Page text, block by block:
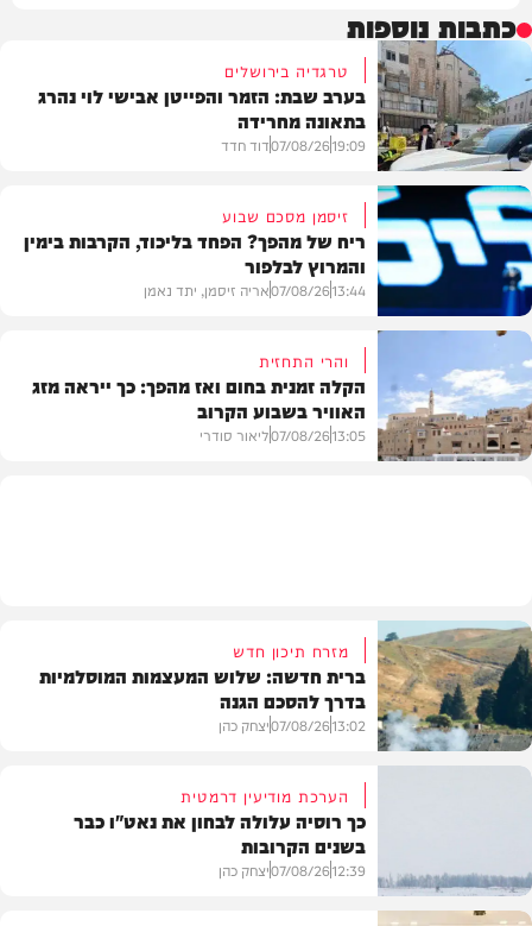
כתבות נוספות
בארץ
טרגדיה בירושלים
בערב שבת: הזמר והפייטן אבישי לוי נהרג
בתאונה מחרידה
19:09
07/08/26דוד חדד
פוליטי
זיסמן מסכם שבוע
ריח של מהפך? הפחד בליכוד, הקרבות בימין
והמרוץ לבלפור
13:44
07/08/26אריה זיסמן, יתד נאמן
והרי התחזית
הקלה זמנית בחום ואז מהפך: כך ייראה מזג
האוויר בשבוע הקרוב
13:05
07/08/26ליאור סודרי
מזרח תיכון חדש
ברית חדשה: שלוש המעצמות המוסלמיות
בדרך להסכם הגנה
13:02
07/08/26יצחק כהן
הערכת מודיעין דרמטית
כך רוסיה עלולה לבחון את נאט"ו כבר
בשנים הקרובות
12:39
07/08/26יצחק כהן